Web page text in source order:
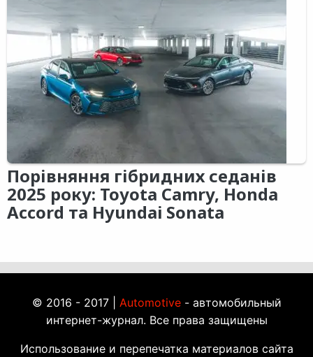
Порівняння гібридних седанів
2025 року: Toyota Camry, Honda
Accord та Hyundai Sonata
© 2016 - 2017 | Automotive- автомобильный
интернет-журнал. Все права защищены
Использование и перепечатка материалов сайта